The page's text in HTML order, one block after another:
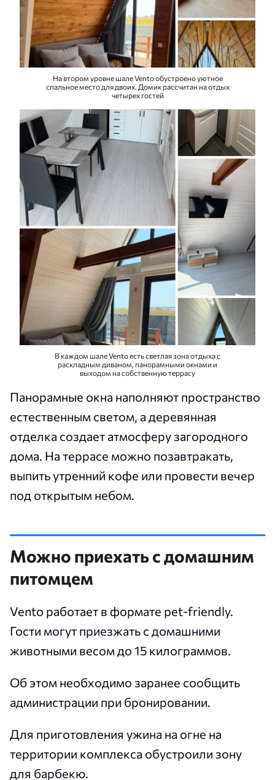
На втором уровне шале Vento обустроено уютное
спальное место для двоих. Домик рассчитан на отдых
четырех гостей
В каждом шале Vento есть светлая зона отдыха с
раскладным диваном, панорамными окнами и
выходом на собственную террасу
Панорамные окна наполняют пространство
естественным светом, а деревянная
отделка создает атмосферу загородного
дома. На террасе можно позавтракать,
выпить утренний кофе или провести вечер
под открытым небом.
Можно приехать с домашним
питомцем
Vento работает в формате pet-friendly.
Гости могут приезжать с домашними
животными весом до 15 килограммов.
Об этом необходимо заранее сообщить
администрации при бронировании.
Для приготовления ужина на огне на
территории комплекса обустроили зону
для барбекю.